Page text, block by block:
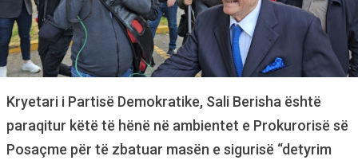
Kryetari i Partisë Demokratike, Sali Berisha është
paraqitur këtë të hënë në ambientet e Prokurorisë së
Posaçme për të zbatuar masën e sigurisë “detyrim